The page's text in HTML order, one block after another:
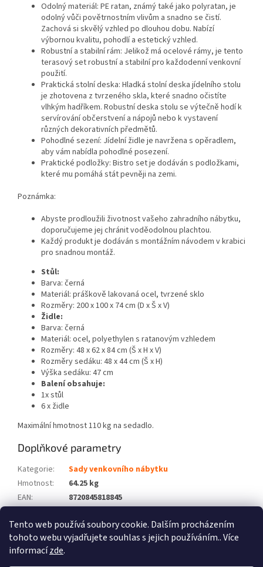
Tento web používá soubory cookie. Dalším procházením
tohoto webu vyjadřujete souhlas s jejich používáním.. Více
informacízde.
Odolný materiál: PE ratan, známý také jako polyratan, je
odolný vůči povětrnostním vlivům a snadno se čistí.
Zachová si skvělý vzhled po dlouhou dobu. Nabízí
výbornou kvalitu, pohodlí a estetický vzhled.
Robustní a stabilní rám: Jelikož má ocelové rámy, je tento
terasový set robustní a stabilní pro každodenní venkovní
použití.
Praktická stolní deska: Hladká stolní deska jídelního stolu
je zhotovena z tvrzeného skla, které snadno očistíte
vlhkým hadříkem. Robustní deska stolu se výtečně hodí k
servírování občerstvení a nápojů nebo k vystavení
různých dekorativních předmětů.
Pohodlné sezení: Jídelní židle je navržena s opěradlem,
aby vám nabídla pohodlné posezení.
Praktické podložky: Bistro set je dodáván s podložkami,
které mu pomáhá stát pevněji na zemi.
Poznámka:
Abyste prodloužili životnost vašeho zahradního nábytku,
doporučujeme jej chránit voděodolnou plachtou.
Každý produkt je dodáván s montážním návodem v krabici
pro snadnou montáž.
Stůl:
Barva: černá
Materiál: práškově lakovaná ocel, tvrzené sklo
Rozměry: 200 x 100 x 74 cm (D x Š x V)
Židle:
Barva: černá
Materiál: ocel, polyethylen s ratanovým vzhledem
Rozměry: 48 x 62 x 84 cm (Š x H x V)
Rozměry sedáku: 48 x 44 cm (Š x H)
Výška sedáku: 47 cm
Balení obsahuje:
1x stůl
6 x židle
Maximální hmotnost 110 kg na sedadlo.
Doplňkové parametry
Kategorie:
Sady venkovního nábytku
Hmotnost:
64.25 kg
EAN:
8720845818845
Počet balíků: 5